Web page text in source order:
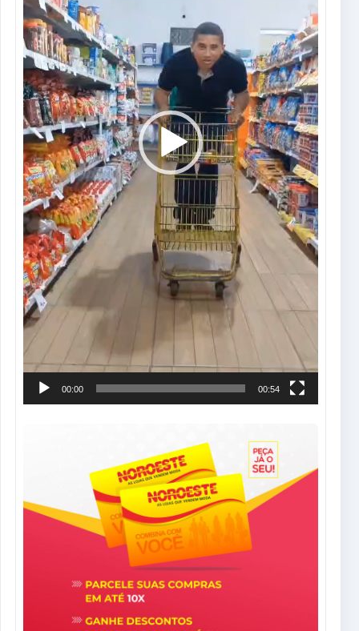
00:00 00:54